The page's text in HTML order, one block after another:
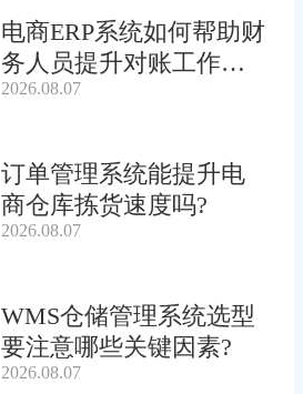
电商ERP系统如何帮助财
务人员提升对账工作效
率?
2026.08.07
订单管理系统能提升电
商仓库拣货速度吗?
2026.08.07
WMS仓储管理系统选型
要注意哪些关键因素?
2026.08.07